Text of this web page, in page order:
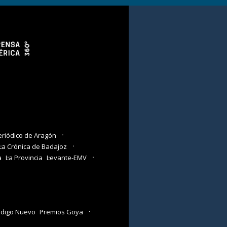
de Aragón
Crónica de Badajoz
La Provincia Levante-EMV
Nuevo Premios Goya